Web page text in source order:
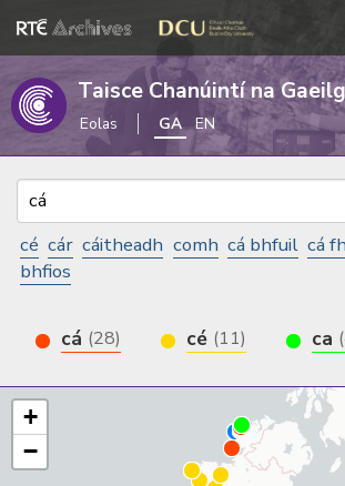
Taisce Chanúintí na
Eolas GA EN
cé cár cáitheadh comh cá bhfuil cá
bhfios
cá (28) cé (11) ca
+
−